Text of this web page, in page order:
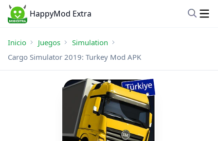
HappyMod Extra
Inicio Juegos
Simulation
Cargo Simulator 2019: Turkey Mod APK